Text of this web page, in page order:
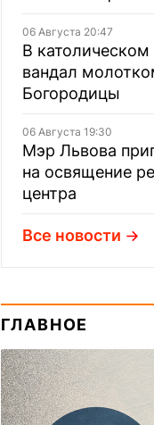
06 Августа 20:47
В
вандал
Богородицы
06 Августа 19:30
Мэр Львова
на освящение
центра
Все новости
ГЛАВНОЕ